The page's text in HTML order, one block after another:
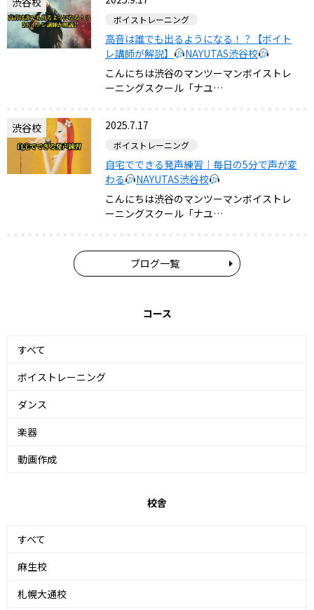
ボイストレーニング
高音は誰でも出るようになる！？【ボイト
レ講師が解説】
NAYUTAS渋谷校
こんにちは渋谷のマンツーマンボイストレ
ーニングスクール「ナユ…
渋谷校 2025.7.17
ボイストレーニング
自宅でできる発声練習｜毎日の5分で声が変
わる
NAYUTAS渋谷校
こんにちは渋谷のマンツーマンボイストレ
ーニングスクール「ナユ…
ブログ一覧
コース
すべて
ボイストレーニング
ダンス
楽器
動画作成
校舎
すべて
麻生校
札幌大通校